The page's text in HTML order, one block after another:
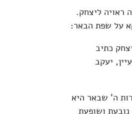
ראויה ליצחק.
על שפת הבאר:
כתיב
יעקב
ה' שבאר היא
ושופעת